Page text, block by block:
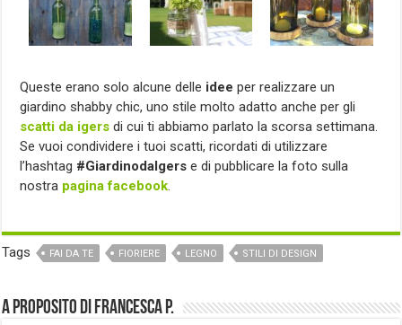
Queste erano solo alcune delle idee per realizzare un
giardino shabby chic, uno stile molto adatto anche per gli
scatti da igers di cui ti abbiamo parlato la scorsa settimana.
Se vuoi condividere i tuoi scatti, ricordati di utilizzare
l’hashtag #GiardinodaIgers e di pubblicare la foto sulla
nostra pagina facebook.
Tags FAI DA TE FIORIERE LEGNO STILI DI DESIGN
A proposito di Francesca P.